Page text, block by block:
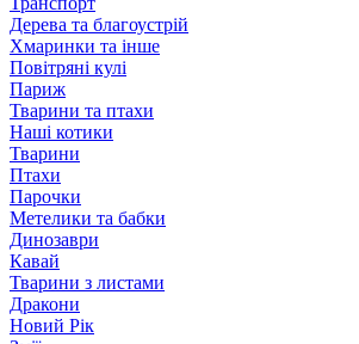
Дерева та благоустрій
Хмаринки та інше
Повітряні кулі
Париж
Тварини та птахи
Наші котики
Тварини
Птахи
Парочки
Метелики та бабки
Динозаври
Кавай
Тварини з листами
Дракони
Новий Рік